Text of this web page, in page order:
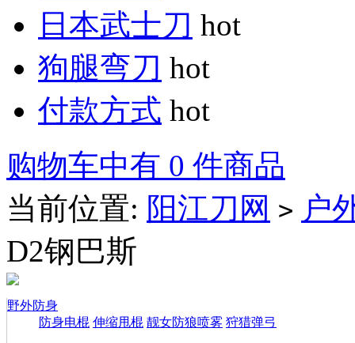
日本武士刀 hot
狗腿弯刀 hot
付款方式 hot
购物车中有 0 件商品
当前位置: 阳江刀网 > 户
D2钢巴斯
野外防身
防身电棍 伸缩甩棍 靓女防狼喷雾 狩猎弹弓